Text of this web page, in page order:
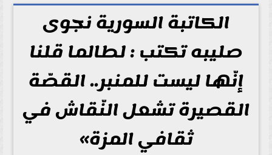
2026-05-27 02:15:21
الكاتبة السورية نجوى
صليبه تكتب : لطالما قلنا
إنّها ليست للمنبر.. القصّة
القصيرة تشعل النّقاش في
ثقافي المزة»